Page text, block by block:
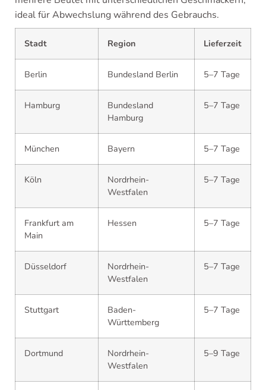
ideal für Abwechslung während des Gebrauchs.
Stadt Region Lieferzeit
Berlin Bundesland Berlin 5–7 Tage
Hamburg
Bundesland
Hamburg
5–7 Tage
München Bayern 5–7 Tage
Köln
Nordrhein-
Westfalen
5–7 Tage
Frankfurt am
Main
Hessen 5–7 Tage
Düsseldorf
Nordrhein-
Westfalen
5–7 Tage
Stuttgart
Baden-
Württemberg
5–7 Tage
Dortmund
Nordrhein-
Westfalen
5–9 Tage